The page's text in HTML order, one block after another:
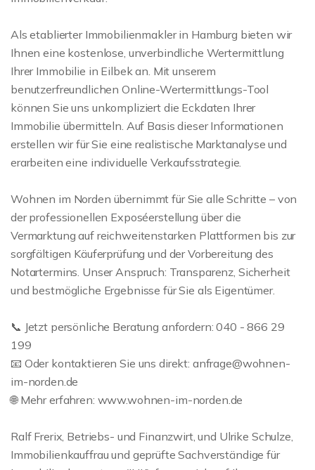
Als etablierter Immobilienmakler in Hamburg bieten wir
Ihnen eine kostenlose, unverbindliche Wertermittlung
Ihrer Immobilie in Eilbek an. Mit unserem
benutzerfreundlichen Online-Wertermittlungs-Tool
können Sie uns unkompliziert die Eckdaten Ihrer
Immobilie übermitteln. Auf Basis dieser Informationen
erstellen wir für Sie eine realistische Marktanalyse und
erarbeiten eine individuelle Verkaufsstrategie.
Wohnen im Norden übernimmt für Sie alle Schritte – von
der professionellen Exposéerstellung über die
Vermarktung auf reichweitenstarken Plattformen bis zur
sorgfältigen Käuferprüfung und der Vorbereitung des
Notartermins. Unser Anspruch: Transparenz, Sicherheit
und bestmögliche Ergebnisse für Sie als Eigentümer.
📞 Jetzt persönliche Beratung anfordern: 040 - 866 29
199
📧 Oder kontaktieren Sie uns direkt: anfrage@wohnen-
im-norden.de
🌐 Mehr erfahren: www.wohnen-im-norden.de
Ralf Frerix, Betriebs- und Finanzwirt, und Ulrike Schulze,
Immobilienkauffrau und geprüfte Sachverständige für